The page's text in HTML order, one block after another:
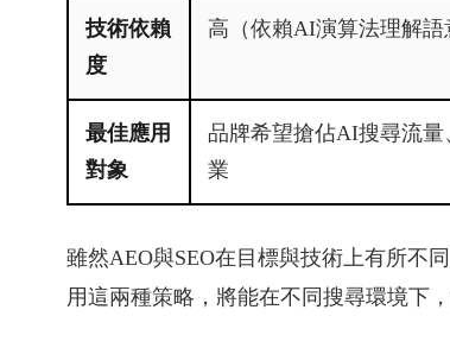
技術依賴
度
高（依賴AI演算法理解語
最佳應用
對象
品牌希望搶佔AI搜尋流
業
雖然AEO與SEO在目標與技術上有所不
用這兩種策略，將能在不同搜尋環境下